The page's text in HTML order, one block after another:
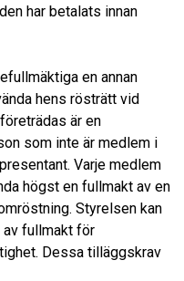
har betalats innan
en annan
hens rösträtt vid
är en
som inte är medlem i
Varje medlem
högst en fullmakt av en
Styrelsen kan
av fullmakt för
Dessa tilläggskrav